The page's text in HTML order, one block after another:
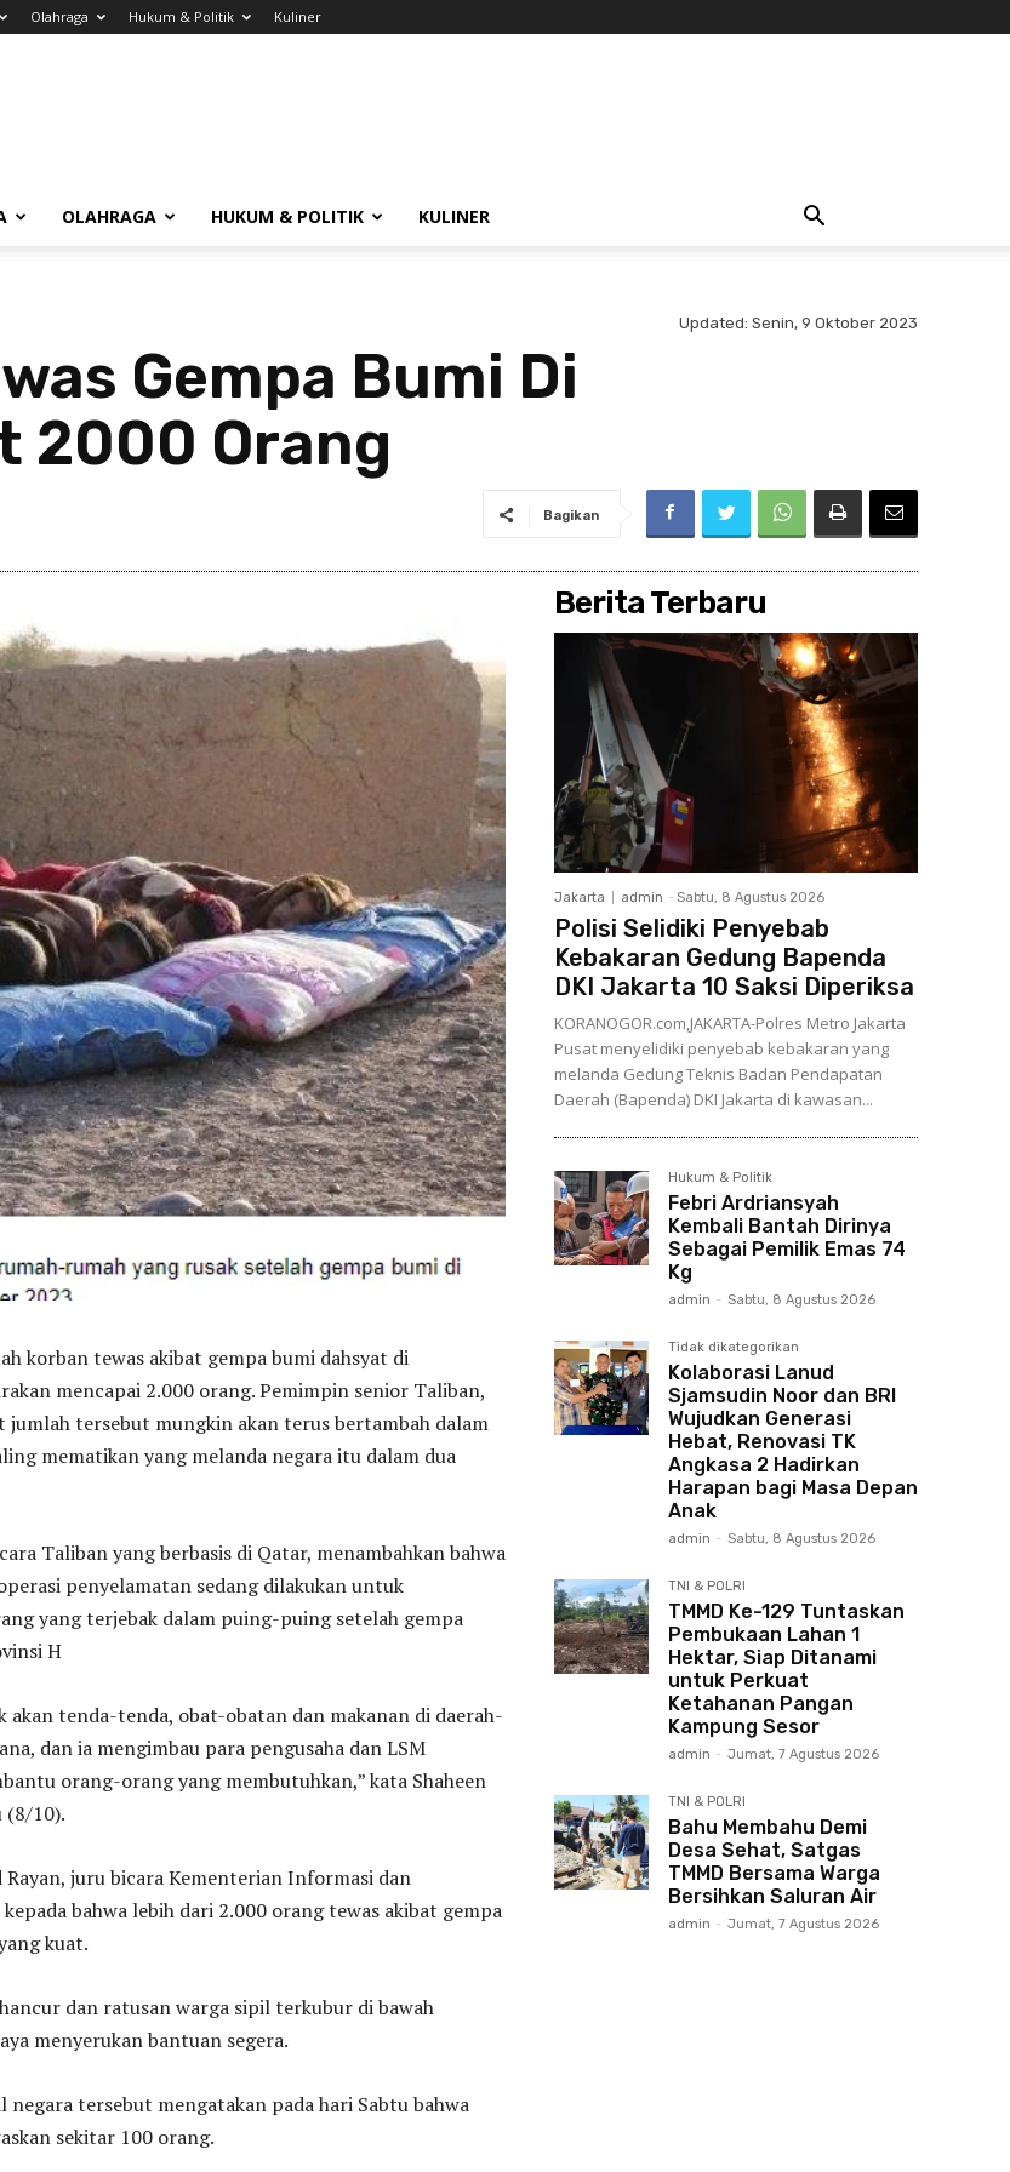
Olahraga Hukum & Politik Kuliner
OLAHRAGA HUKUM & POLITIK KULINER
Updated: Senin, 9 Oktober 2023
Gempa Bumi Di
2000 Orang
Bagikan
korban tewas akibat gempa bumi dahsyat di
mencapai 2.000 orang. Pemimpin senior Taliban,
jumlah tersebut mungkin akan terus bertambah dalam
mematikan yang melanda negara itu dalam dua
Taliban yang berbasis di Qatar, menambahkan bahwa
penyelamatan sedang dilakukan untuk
yang terjebak dalam puing-puing setelah gempa
H
akan tenda-tenda, obat-obatan dan makanan di daerah-
dan ia mengimbau para pengusaha dan LSM
orang-orang yang membutuhkan,” kata Shaheen
(8/10).
Rayan, juru bicara Kementerian Informasi dan
bahwa lebih dari 2.000 orang tewas akibat gempa
kuat.
dan ratusan warga sipil terkubur di bawah
menyerukan bantuan segera.
negara tersebut mengatakan pada hari Sabtu bahwa
sekitar 100 orang.
Berita Terbaru
Jakarta admin - Sabtu, 8 Agustus 2026
Polisi Selidiki Penyebab
Kebakaran Gedung Bapenda
DKI Jakarta 10 Saksi Diperiksa
KORANOGOR.com,JAKARTA-Polres Metro Jakarta
Pusat menyelidiki penyebab kebakaran yang
melanda Gedung Teknis Badan Pendapatan
Daerah (Bapenda) DKI Jakarta di kawasan...
Hukum & Politik
Febri Ardriansyah
Kembali Bantah Dirinya
Sebagai Pemilik Emas 74
Kg
admin - Sabtu, 8 Agustus 2026
Tidak dikategorikan
Kolaborasi Lanud
Sjamsudin Noor dan BRI
Wujudkan Generasi
Hebat, Renovasi TK
Angkasa 2 Hadirkan
Harapan bagi Masa Depan
Anak
admin - Sabtu, 8 Agustus 2026
TNI & POLRI
TMMD Ke-129 Tuntaskan
Pembukaan Lahan 1
Hektar, Siap Ditanami
untuk Perkuat
Ketahanan Pangan
Kampung Sesor
admin - Jumat, 7 Agustus 2026
TNI & POLRI
Bahu Membahu Demi
Desa Sehat, Satgas
TMMD Bersama Warga
Bersihkan Saluran Air
admin - Jumat, 7 Agustus 2026